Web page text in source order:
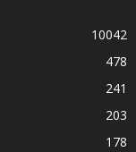
10042
478
241
203
178